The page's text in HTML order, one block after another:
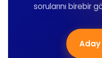
sorularını birebir
Aday